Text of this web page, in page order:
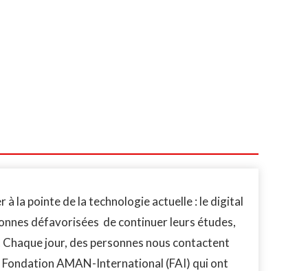
à la pointe de la technologie actuelle : le digital
défavorisées de continuer leurs études,
jour, des personnes nous contactent
AMAN-International (FAI) qui ont